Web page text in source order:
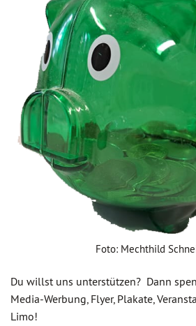
Foto: Mechthild
Du willst uns unterstützen? Dann
Media-Werbung, Flyer, Plakate,
Limo!